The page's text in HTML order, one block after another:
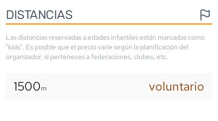
DISTANCIAS
Las distancias reservadas a edades infantiles están marcadas como
"kids". Es posible que el precio varíe según la planificación del
organizador, si perteneces a federaciones, clubes, etc.
1500m voluntario